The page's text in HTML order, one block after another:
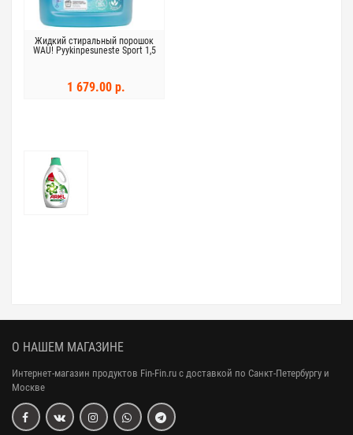
Жидкий стиральный порошок
WAU! Pyykinpesuneste Sport 1,5
1 679.00 р.
О НАШЕМ МАГАЗИНЕ
Интернет-магазин продуктов Fin-Fin.ru с доставкой по Санкт-Петербургу и
Москве